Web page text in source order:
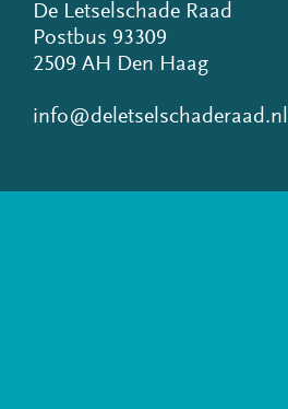
De Letselschade Raad
Postbus 93309
2509 AH Den Haag
info@deletselschaderaad.nl